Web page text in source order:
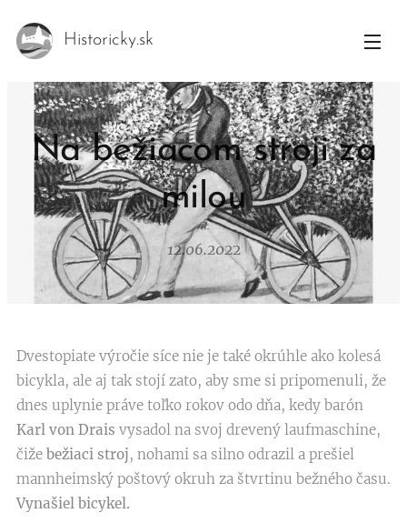
Historicky.sk
Na bežiacom stroji za
milou
12.06.2022
Dvestopiate výročie síce nie je také okrúhle ako kolesá
bicykla, ale aj tak stojí zato, aby sme si pripomenuli, že
dnes uplynie práve toľko rokov odo dňa, kedy barón
Karl von Drais vysadol na svoj drevený laufmaschine,
čiže bežiaci stroj, nohami sa silno odrazil a prešiel
mannheimský poštový okruh za štvrtinu bežného času.
Vynašiel bicykel.